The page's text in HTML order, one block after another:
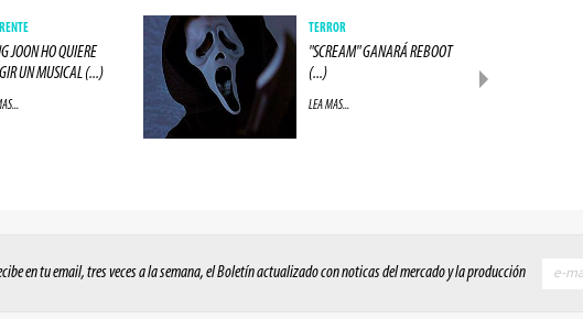
JOON HO QUIERE
UN MUSICAL (...)
TERROR
"SCREAM" GANARÁ REBOOT
(...)
LEA MAS...
en tu email, tres veces a la semana, el Boletín actualizado con noticas del mercado y la producción